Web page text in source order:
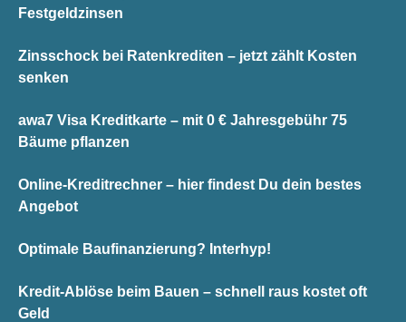
Festgeldzinsen
Zinsschock bei Ratenkrediten – jetzt zählt Kosten
senken
awa7 Visa Kreditkarte – mit 0 € Jahresgebühr 75
Bäume pflanzen
Online-Kreditrechner – hier findest Du dein bestes
Angebot
Optimale Baufinanzierung? Interhyp!
Kredit-Ablöse beim Bauen – schnell raus kostet oft
Geld